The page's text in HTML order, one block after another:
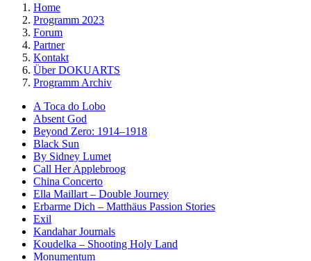
Home
Programm 2023
Forum
Partner
Kontakt
Über DOKUARTS
Programm Archiv
A Toca do Lobo
Absent God
Beyond Zero: 1914–1918
Black Sun
By Sidney Lumet
Call Her Applebroog
China Concerto
Ella Maillart – Double Journey
Erbarme Dich – Matthäus Passion Stories
Exil
Kandahar Journals
Koudelka – Shooting Holy Land
Monumentum